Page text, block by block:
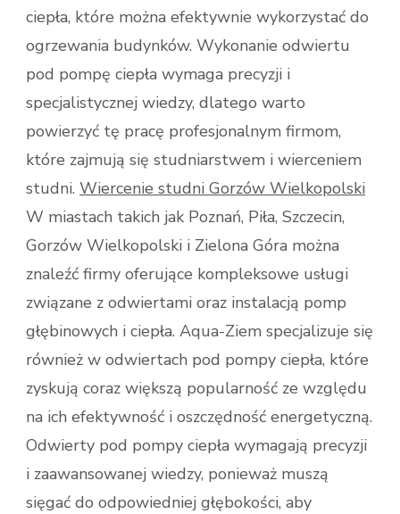
ciepła, które można efektywnie wykorzystać do
ogrzewania budynków. Wykonanie odwiertu
pod pompę ciepła wymaga precyzji i
specjalistycznej wiedzy, dlatego warto
powierzyć tę pracę profesjonalnym firmom,
które zajmują się studniarstwem i wierceniem
studni. Wiercenie studni Gorzów Wielkopolski
W miastach takich jak Poznań, Piła, Szczecin,
Gorzów Wielkopolski i Zielona Góra można
znaleźć firmy oferujące kompleksowe usługi
związane z odwiertami oraz instalacją pomp
głębinowych i ciepła. Aqua-Ziem specjalizuje się
również w odwiertach pod pompy ciepła, które
zyskują coraz większą popularność ze względu
na ich efektywność i oszczędność energetyczną.
Odwierty pod pompy ciepła wymagają precyzji
i zaawansowanej wiedzy, ponieważ muszą
sięgać do odpowiedniej głębokości, aby